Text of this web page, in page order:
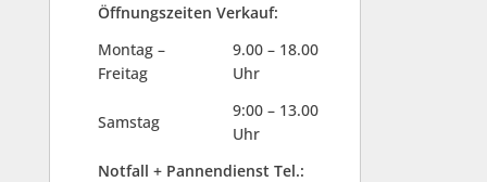
Öffnungszeiten Verkauf:
Montag –
Freitag
9.00 – 18.00
Uhr
Samstag
9:00 – 13.00
Uhr
Notfall + Pannendienst Tel.: